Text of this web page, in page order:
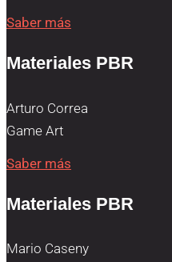
Saber más
Materiales PBR
Arturo Correa
Game Art
Saber más
Materiales PBR
Mario Caseny